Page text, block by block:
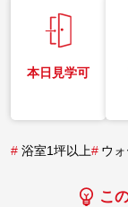
本日見学可
# 浴室1坪以上# ウ
こ